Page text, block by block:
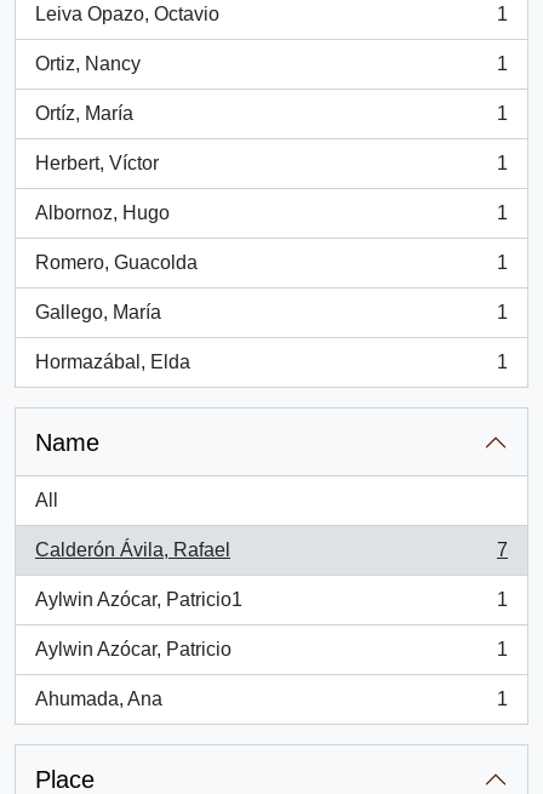
Leiva Opazo, Octavio
, 1 results
1
Ortiz, Nancy
, 1 results
1
Ortíz, María
, 1 results
1
Herbert, Víctor
, 1 results
1
Albornoz, Hugo
, 1 results
1
Romero, Guacolda
, 1 results
1
Gallego, María
, 1 results
1
Hormazábal, Elda
, 1 results
1
Name
All
Calderón Ávila, Rafael
, 7 results
7
Aylwin Azócar, Patricio1
, 1 results
1
Aylwin Azócar, Patricio
, 1 results
1
Ahumada, Ana
, 1 results
1
Place